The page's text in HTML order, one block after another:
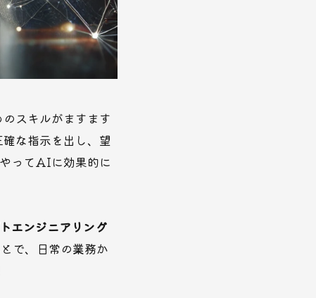
スキルがますます
な指示を出し、望
ってAIに効果的に
エンジニアリング
で、日常の業務か